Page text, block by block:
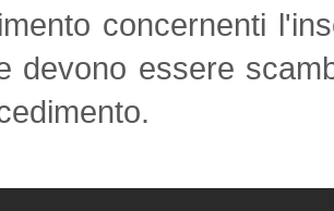
concernenti
devono essere